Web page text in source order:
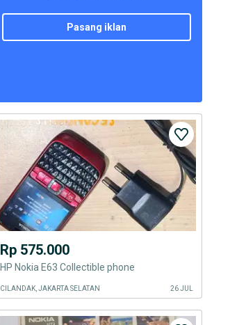
pasang iklan
Rp 575.000
HP Nokia E63 Collectible phone
CILANDAK, JAKARTA SELATAN 26 JUL